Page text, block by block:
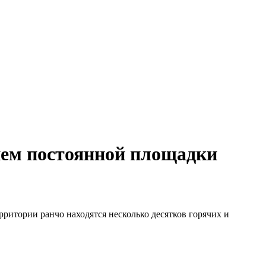
постоянной площадки
ранчо находятся несколько десятков горячих и